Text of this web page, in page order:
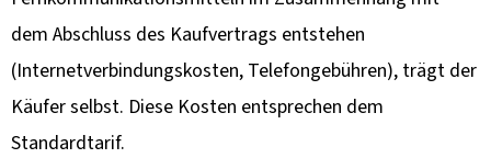
dem Abschluss des Kaufvertrags entstehen
(Internetverbindungskosten, Telefongebühren), trägt der
Käufer selbst. Diese Kosten entsprechen dem
Standardtarif.